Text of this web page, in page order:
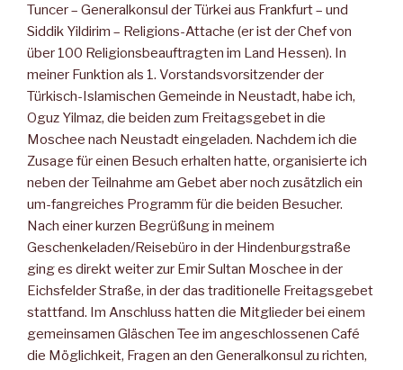
Tuncer – Generalkonsul der Türkei aus Frankfurt – und
Siddik Yildirim – Religions-Attache (er ist der Chef von
über 100 Religionsbeauftragten im Land Hessen). In
meiner Funktion als 1. Vorstandsvorsitzender der
Türkisch-Islamischen Gemeinde in Neustadt, habe ich,
Oguz Yilmaz, die beiden zum Freitagsgebet in die
Moschee nach Neustadt eingeladen. Nachdem ich die
Zusage für einen Besuch erhalten hatte, organisierte ich
neben der Teilnahme am Gebet aber noch zusätzlich ein
um-fangreiches Programm für die beiden Besucher.
Nach einer kurzen Begrüßung in meinem
Geschenkeladen/Reisebüro in der Hindenburgstraße
ging es direkt weiter zur Emir Sultan Moschee in der
Eichsfelder Straße, in der das traditionelle Freitagsgebet
stattfand. Im Anschluss hatten die Mitglieder bei einem
gemeinsamen Gläschen Tee im angeschlossenen Café
die Möglichkeit, Fragen an den Generalkonsul zu richten,